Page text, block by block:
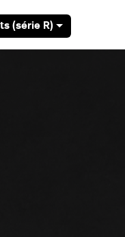
(série R)